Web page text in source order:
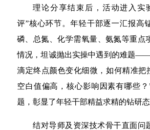
理论分享结束后，活动进入实
评”核心环节。年轻干部逐一汇报高
磷、总氮、化学需氧量、氨氮等重点
情况，坦诚抛出实操中遇到的难题
滴定终点颜色变化细微，如何精准把
空白值偏高，核心影响因素有哪些
题，彰显了年轻干部精益求精的钻研态
结对导师及资深技术骨干直面问